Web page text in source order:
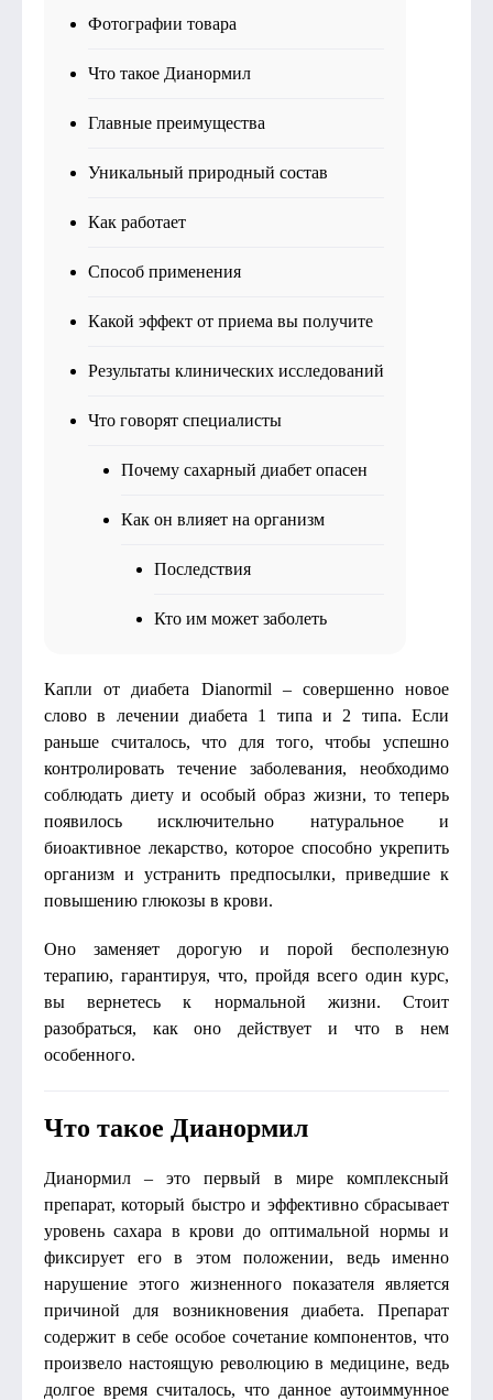
Фотографии товара
Что такое Дианормил
Главные преимущества
Уникальный природный состав
Как работает
Способ применения
Какой эффект от приема вы получите
Результаты клинических исследований
Что говорят специалисты
Почему сахарный диабет опасен
Как он влияет на организм
Последствия
Кто им может заболеть
Капли от диабета Dianormil – совершенно новое
слово в лечении диабета 1 типа и 2 типа. Если
раньше считалось, что для того, чтобы успешно
контролировать течение заболевания, необходимо
соблюдать диету и особый образ жизни, то теперь
появилось исключительно натуральное и
биоактивное лекарство, которое способно укрепить
организм и устранить предпосылки, приведшие к
повышению глюкозы в крови.
Оно заменяет дорогую и порой бесполезную
терапию, гарантируя, что, пройдя всего один курс,
вы вернетесь к нормальной жизни. Стоит
разобраться, как оно действует и что в нем
особенного.
Что такое Дианормил
Дианормил – это первый в мире комплексный
препарат, который быстро и эффективно сбрасывает
уровень сахара в крови до оптимальной нормы и
фиксирует его в этом положении, ведь именно
нарушение этого жизненного показателя является
причиной для возникновения диабета. Препарат
содержит в себе особое сочетание компонентов, что
произвело настоящую революцию в медицине, ведь
долгое время считалось, что данное аутоиммунное